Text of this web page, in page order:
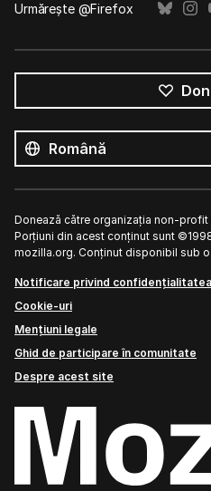
Urmărește @Firefox
limbile
Limbă
Donează către organizația non-profit
Porțiuni din acest conținut sunt
mozilla.org. Conținut disponibil sub
Notificare privind
Cookie-uri
Mențiuni legale
Ghid de participare în comunitate
Despre acest site